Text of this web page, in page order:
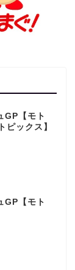
GP【モト
ピックス】
GP【モト